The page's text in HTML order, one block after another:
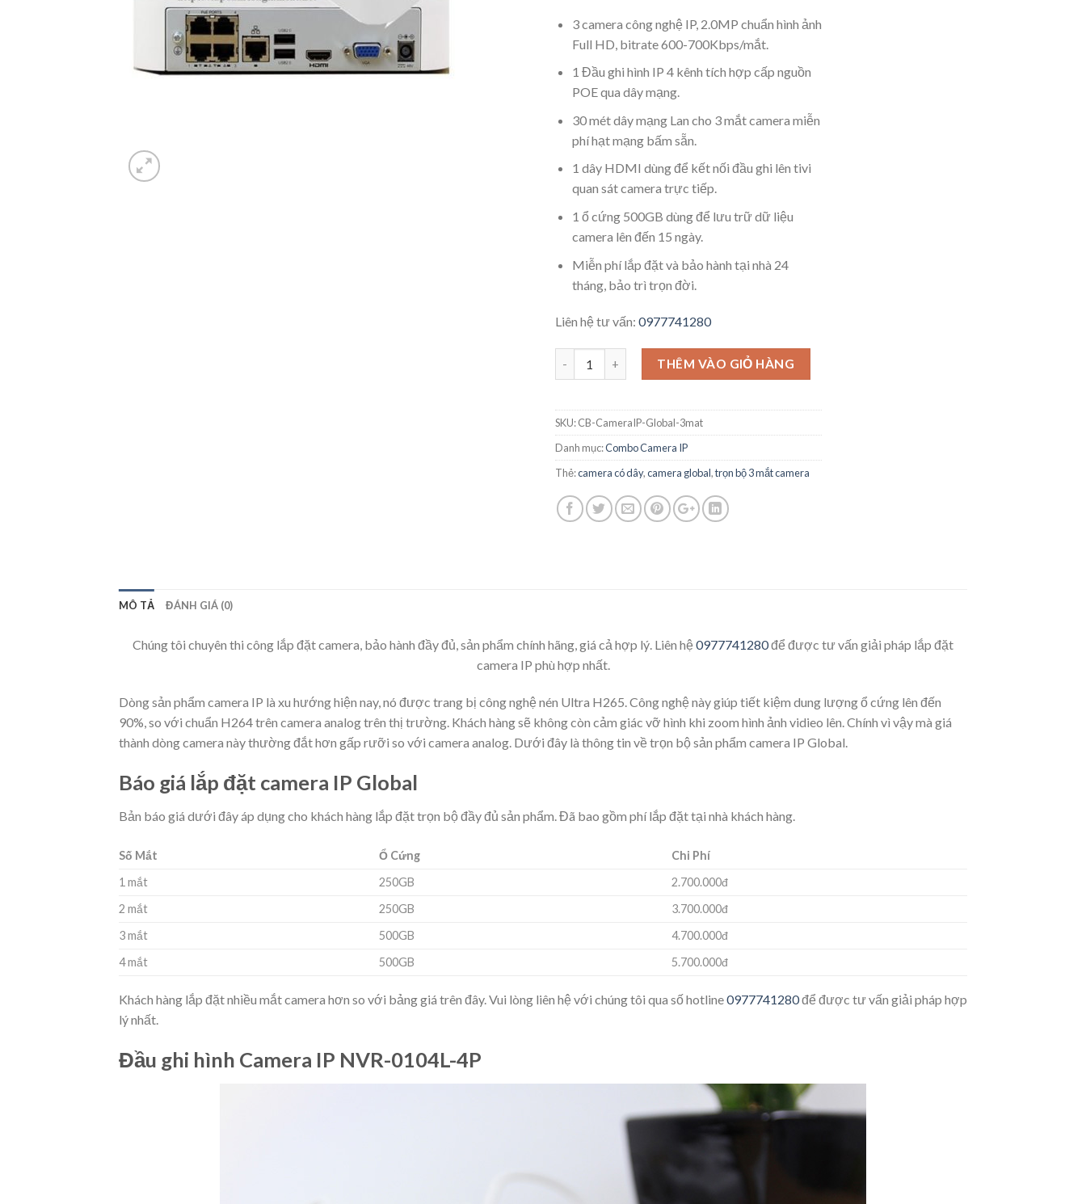
3 camera công nghệ IP, 2.0MP chuẩn hình ảnh
Full HD, bitrate 600-700Kbps/mắt.
1 Đầu ghi hình IP 4 kênh tích hợp cấp nguồn
POE qua dây mạng.
30 mét dây mạng Lan cho 3 mắt camera miễn
phí hạt mạng bấm sẵn.
1 dây HDMI dùng để kết nối đầu ghi lên tivi
quan sát camera trực tiếp.
1 ổ cứng 500GB dùng để lưu trữ dữ liệu
camera lên đến 15 ngày.
Miễn phí lắp đặt và bảo hành tại nhà 24
tháng, bảo trì trọn đời.
Liên hệ tư vấn: 0977741280
THÊM VÀO GIỎ HÀNG
SKU:CB-CameraIP-Global-3mat
Danh mục:Combo Camera IP
Thẻ:camera có dây,camera global,trọn bộ 3 mắt camera
MÔ TẢ ĐÁNH GIÁ (0)
Chúng tôi chuyên thi công lắp đặt camera, bảo hành đầy đủ, sản phẩm chính hãng, giá cả hợp lý. Liên hệ 0977741280để được tư vấn giải pháp lắp đặt
camera IP phù hợp nhất.
Dòng sản phẩm camera IP là xu hướng hiện nay, nó được trang bị công nghệ nén Ultra H265. Công nghệ này giúp tiết kiệm dung lượng ổ cứng lên đến
90%, so với chuẩn H264 trên camera analog trên thị trường. Khách hàng sẽ không còn cảm giác vỡ hình khi zoom hình ảnh vidieo lên. Chính vì vậy mà giá
thành dòng camera này thường đắt hơn gấp rưỡi so với camera analog. Dưới đây là thông tin về trọn bộ sản phẩm camera IP Global.
Báo giá lắp đặt camera IP Global
Bản báo giá dưới đây áp dụng cho khách hàng lắp đặt trọn bộ đầy đủ sản phẩm. Đã bao gồm phí lắp đặt tại nhà khách hàng.
Số Mắt Ổ Cứng
Chi Phí
1 mắt
250GB
2.700.000đ
2 mắt
250GB
3.700.000đ
3 mắt
500GB
4.700.000đ
4 mắt
500GB 5.700.000đ
Khách hàng lắp đặt nhiều mắt camera hơn so với bảng giá trên đây. Vui lòng liên hệ với chúng tôi qua số hotline0977741280để được tư vấn giải pháp hợp
lý nhất.
Đầu ghi hình Camera IP NVR-0104L-4P